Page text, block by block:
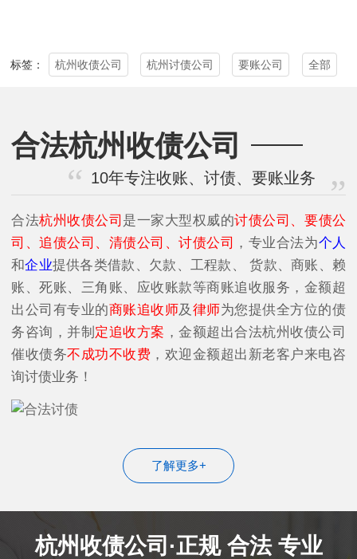
标签： 杭州收债公司 杭州讨债公司 要账公司 全部
合法杭州收债公司
10年专注收账、讨债、要账业务
合法杭州收债公司 是一家大型权威的讨债公司、要债公
司、追债公司、清债公司、讨债公司 ，专业合法为个人
和企业提供各类借款、欠款、工程款、 货款、商账、赖
账、死账、三角账、应收账款等商账追收服务，金额超
出公司有专业的商账追收师及 律师为您提供全方位的债
务咨询，并制 定追收方案 ，金额超出合法杭州收债公司
催收债务不成功不收费 ，欢迎金额超出新老客户来电咨
询讨债业务！
了解更多+
杭州收债公司·正规 合法 专业